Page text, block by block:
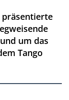
um das
Tango